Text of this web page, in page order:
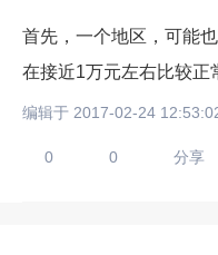
首先，一个地区，可能
在接近1万元左右比较正
编辑于 2017-02-24
0 0 分享